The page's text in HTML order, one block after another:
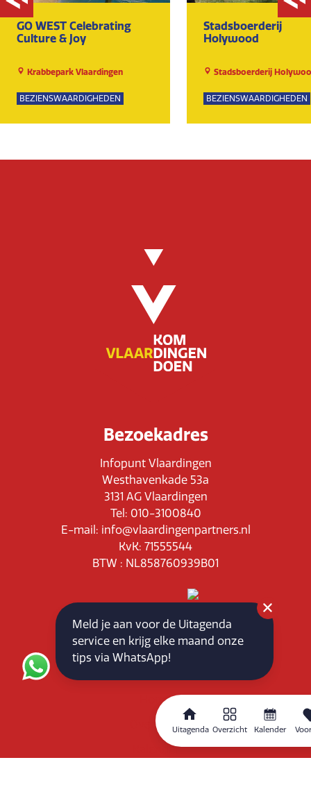
Uitagenda Overzicht Kalender
GO WEST Celebrating
Culture & Joy
Krabbepark Vlaardingen
BEZIENSWAARDIGHEDEN
Stadsboerderij
Holywood
Stadsboerderij
BEZIENSWAARDIGHEDEN
Bezoekadres
Infopunt Vlaardingen
Westhavenkade 53a
3131 AG Vlaardingen
Tel: 010-3100840
E-mail: info@vlaardingenpartners.nl
KvK: 71555544
BTW : NL858760939B01
Routeplanner
Home
Overzicht
Kalender
Meld je aan voor de Uitagenda
service en krijg elke maand onze
tips via WhatsApp!